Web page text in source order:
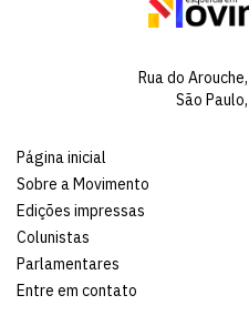
Rua do
São
Página inicial
Sobre a Movimento
Edições impressas
Colunistas
Parlamentares
Entre em contato